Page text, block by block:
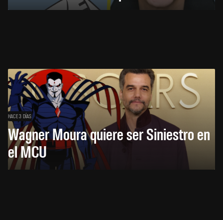
HACE 3 DÍAS
Wagner Moura quiere ser Siniestro en
el MCU